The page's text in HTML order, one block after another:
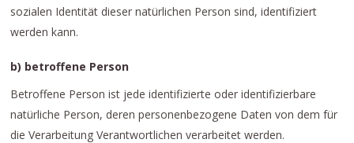
sozialen Identität dieser natürlichen Person sind, identifiziert
werden kann.
b) betroffene Person
Betroffene Person ist jede identifizierte oder identifizierbare
natürliche Person, deren personenbezogene Daten von dem für
die Verarbeitung Verantwortlichen verarbeitet werden.